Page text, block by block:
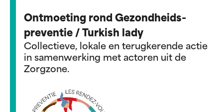
Ontmoeting rond Gezondheids-
preventie / Turkish lady
Collectieve, lokale en terugkerende actie
in samenwerking met actoren uit de
Zorgzone.